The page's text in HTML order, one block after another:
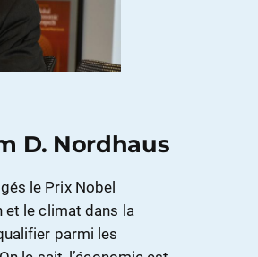
D. Nordhaus
le Prix Nobel
et le climat dans la
parmi les